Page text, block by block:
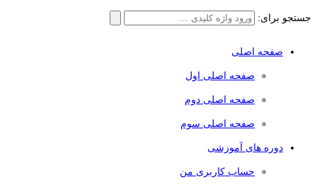
جستجو برای:
صفحه اصلی
صفحه اصلی اول
صفحه اصلی دوم
صفحه اصلی سوم
دوره های آموزشی
حساب کاربری من